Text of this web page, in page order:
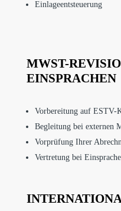
Einlageentsteuerung
MWST-
EINSPRACHEN
Vorbereitung auf ESTV-
Begleitung bei externen
Vorprüfung Ihrer
Vertretung bei